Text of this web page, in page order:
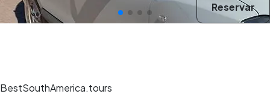
Reservar
BestSouthAmerica.tours